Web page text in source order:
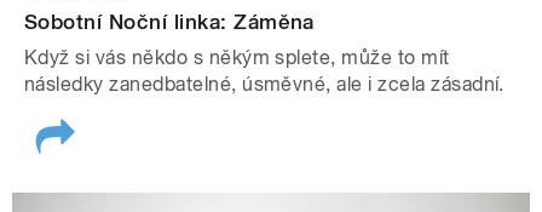
Sobotní Noční linka: Záměna
Když si vás někdo s někým splete, může to mít
následky zanedbatelné, úsměvné, ale i zcela zásadní.